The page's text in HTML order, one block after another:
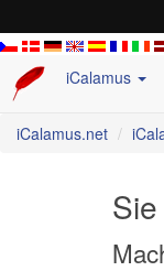
iCalamus
iCalamus.net